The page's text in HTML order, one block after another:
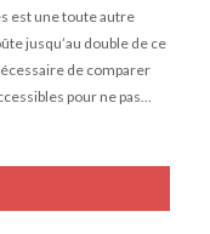
est une toute autre
jusqu’au double de ce
de comparer
pour ne pas...